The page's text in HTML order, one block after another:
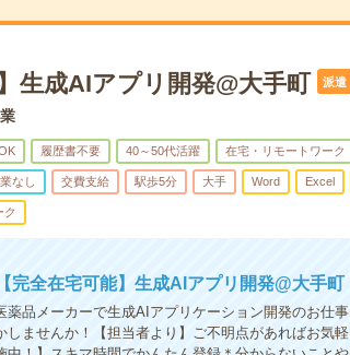
生成AIアプリ開発@大手町 派遣
履歴書不要 40～50代活躍 在宅・リモートワーク
なし 交費支給 駅歩5分 大手 Word Excel
ク
完全在宅可能】生成AIアプリ開発@大手町
薬品メーカーで生成AIアプリケーション開発のお仕
ませんか！【担当者より】ご不明点があればお気